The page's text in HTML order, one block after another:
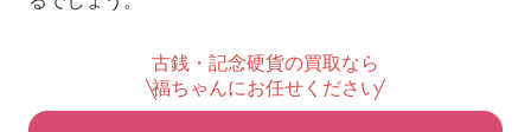
古銭・記念硬貨の買取なら
福ちゃんにお任せください